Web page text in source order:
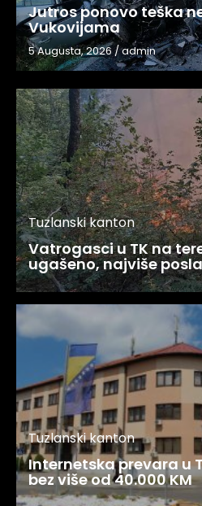
Jutros ponovo teška
Vukovijama
5 Augusta, 2026/admin
Tuzlanski kanton
Vatrogasci u TK na
ugašeno, najviše
Tuzlanski kanton
Internetska prevara u
bez više od 40.000 KM